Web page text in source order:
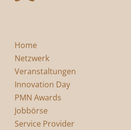
Home
Netzwerk
Veranstaltungen
Innovation Day
PMN Awards
Jobbörse
Service Provider